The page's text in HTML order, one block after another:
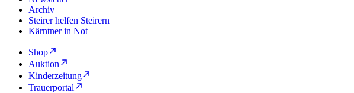
Archiv
Steirer helfen Steirern
Kärntner in Not
Shop
Auktion
Kinderzeitung
Trauerportal